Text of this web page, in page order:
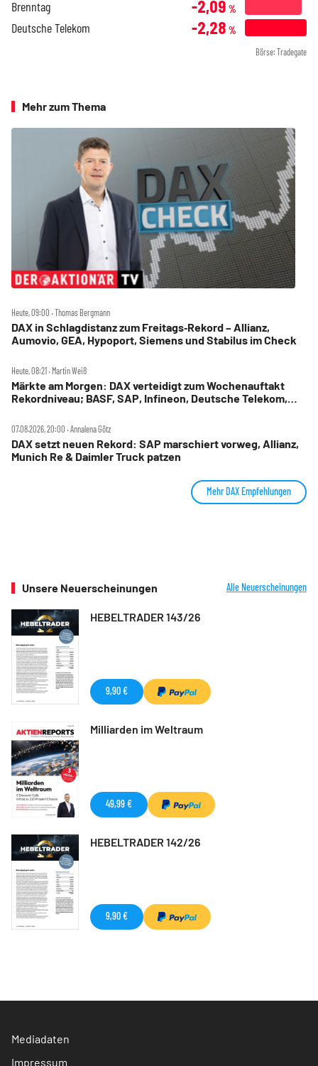
Brenntag -2,09 %
Deutsche Telekom -2,28 %
Börse: Tradegate
Mehr zum Thema
Heute, 09:00 ‧ Thomas Bergmann
DAX in Schlagdistanz zum Freitags‑Rekord – Allianz,
Aumovio, GEA, Hypoport, Siemens und Stabilus im Check
Heute, 08:21 ‧ Martin Weiß
Märkte am Morgen: DAX verteidigt zum Wochenauftakt
Rekordniveau; BASF, SAP, Infineon, Deutsche Telekom,
07.08.2026, 20:00 ‧ Annalena Götz
DAX setzt neuen Rekord: SAP marschiert vorweg, Allianz,
Munich Re & Daimler Truck patzen
Mehr DAX Empfehlungen
Unsere Neuerscheinungen Alle Neuerscheinungen
HEBELTRADER 143/26
9,90 €
Milliarden im Weltraum
49,99 €
HEBELTRADER 142/26
9,90 €
Mediadaten
Impressum